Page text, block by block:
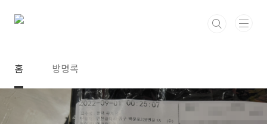
홈 방명록